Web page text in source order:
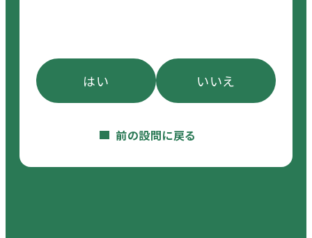
はい いいえ
前の設問に戻る